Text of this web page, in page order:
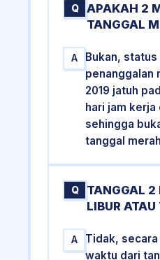
Q
APAKAH 2
TANGGAL
A
Bukan, status
penanggalan
2019 jatuh
hari jam
sehingga
tanggal
Q
TANGGAL 2
LIBUR
A
Tidak,
waktu dari